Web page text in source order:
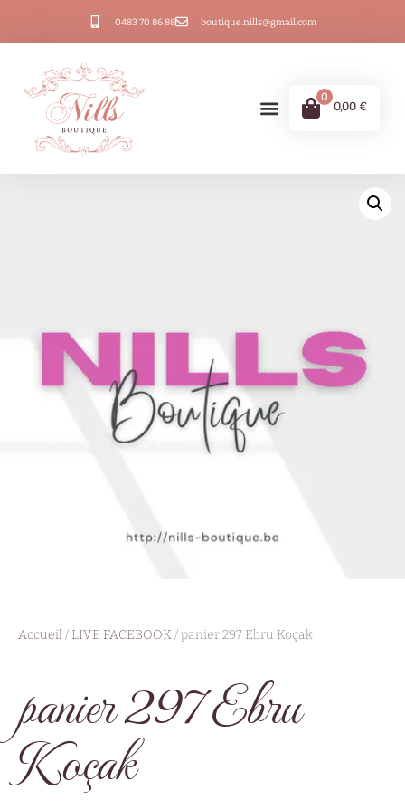
0483 70 86 88 boutique.nills@gmail.com
0
0,00 €
Accueil/ LIVE FACEBOOK/ panier 297 Ebru Koçak
panier 297 Ebru
Koçak